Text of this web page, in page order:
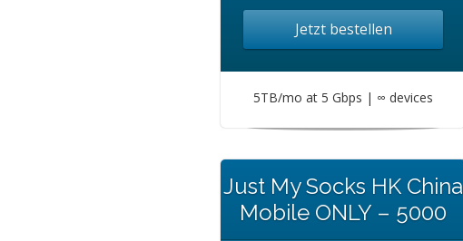
Jetzt bestellen
5TB/mo at 5 Gbps | ∞ devices
Just My Socks HK China
Mobile ONLY – 5000